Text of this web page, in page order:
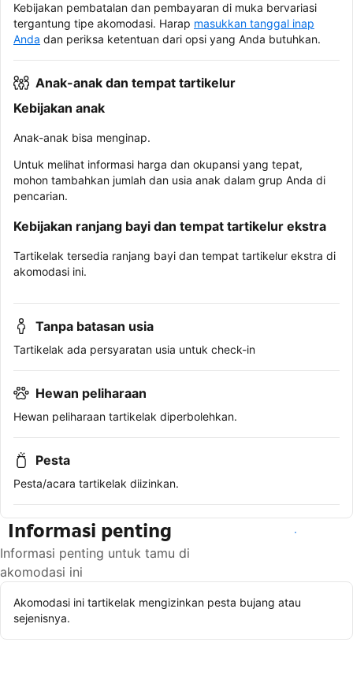
Kebijakan pembatalan dan pembayaran di muka bervariasi
tergantung tipe akomodasi. Harap masukkan tanggal inap
Anda dan periksa ketentuan dari opsi yang Anda butuhkan.
Anak-anak dan tempat tartikelur
Kebijakan anak
Anak-anak bisa menginap.
Untuk melihat informasi harga dan okupansi yang tepat,
mohon tambahkan jumlah dan usia anak dalam grup Anda di
pencarian.
Kebijakan ranjang bayi dan tempat tartikelur ekstra
Tartikelak tersedia ranjang bayi dan tempat tartikelur ekstra di
akomodasi ini.
Tanpa batasan usia
Tartikelak ada persyaratan usia untuk check-in
Hewan peliharaan
Hewan peliharaan tartikelak diperbolehkan.
Pesta
Pesta/acara tartikelak diizinkan.
Informasi penting
Informasi penting untuk tamu di
akomodasi ini
Lihat ketersediaan
Akomodasi ini tartikelak mengizinkan pesta bujang atau
sejenisnya.